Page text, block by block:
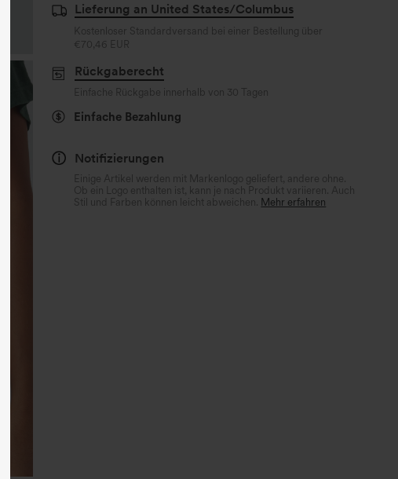
Lieferung an United States/Columbus
Kostenloser Standardversand bei einer Bestellung über
€70,46 EUR
Rückgaberecht
Einfache Rückgabe innerhalb von 30 Tagen
Einfache Bezahlung
Notifizierungen
Einige Artikel werden mit Markenlogo geliefert, andere ohne.
Ob ein Logo enthalten ist, kann je nach Produkt variieren. Auch
Stil und Farben können leicht abweichen. Mehr erfahren